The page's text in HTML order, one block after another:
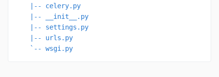
    |-- celery.py
    |-- __init__.py
    |-- settings.py
    |-- urls.py
    `-- wsgi.py